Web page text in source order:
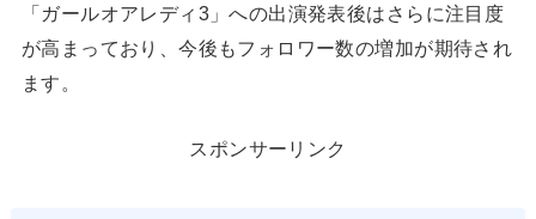
「ガールオアレディ3」への出演発表後はさらに注目度
が高まっており、今後もフォロワー数の増加が期待され
ます。
スポンサーリンク